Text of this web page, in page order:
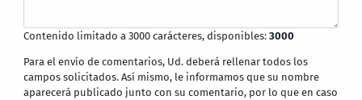
Contenido limitado a 3000 carácteres, disponibles:3000
Para el envío de comentarios, Ud. deberá rellenar todos los
campos solicitados. Así mismo, le informamos que su nombre
aparecerá publicado junto con su comentario, por lo que en caso